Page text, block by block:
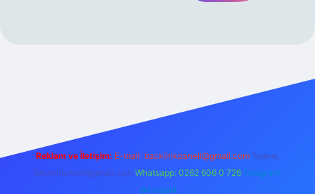
Reklam ve İletişim: E-mail: backlinkpaneli@gmail.com Teams:
forumhizmeti@gmail.com Whatsapp: 0262 606 0 726 Telegram:
@karabul